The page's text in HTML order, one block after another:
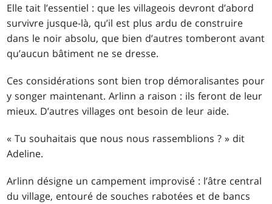
Elle tait l’essentiel : que les villageois devront d’abord
survivre jusque-là, qu’il est plus ardu de construire
dans le noir absolu, que bien d’autres tomberont avant
qu’aucun bâtiment ne se dresse.
Ces considérations sont bien trop démoralisantes pour
y songer maintenant. Arlinn a raison : ils feront de leur
mieux. D’autres villages ont besoin de leur aide.
« Tu souhaitais que nous nous rassemblions ? » dit
Adeline.
Arlinn désigne un campement improvisé : l’âtre central
du village, entouré de souches rabotées et de bancs